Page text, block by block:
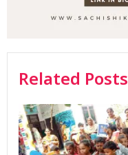
Related Posts